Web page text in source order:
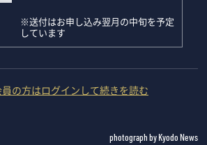
※送付はお申し込み翌月の中旬を予定
しています
の方はログインして続きを読む
photograph by Kyodo News